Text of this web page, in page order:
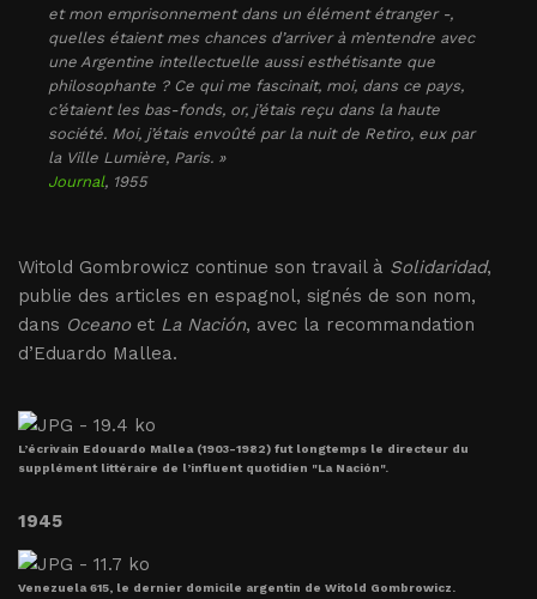
et mon emprisonnement dans un élément étranger -,
quelles étaient mes chances d’arriver à m’entendre avec
une Argentine intellectuelle aussi esthétisante que
philosophante ? Ce qui me fascinait, moi, dans ce pays,
c’étaient les bas-fonds, or, j’étais reçu dans la haute
société. Moi, j’étais envoûté par la nuit de Retiro, eux par
la Ville Lumière, Paris. »
Journal, 1955
Witold Gombrowicz continue son travail à Solidaridad,
publie des articles en espagnol, signés de son nom,
dans Oceano et La Nación, avec la recommandation
d’Eduardo Mallea.
L’écrivain Edouardo Mallea (1903-1982) fut longtemps le directeur du
supplément littéraire de l’influent quotidien "La Nación".
1945
Venezuela 615, le dernier domicile argentin de Witold Gombrowicz.